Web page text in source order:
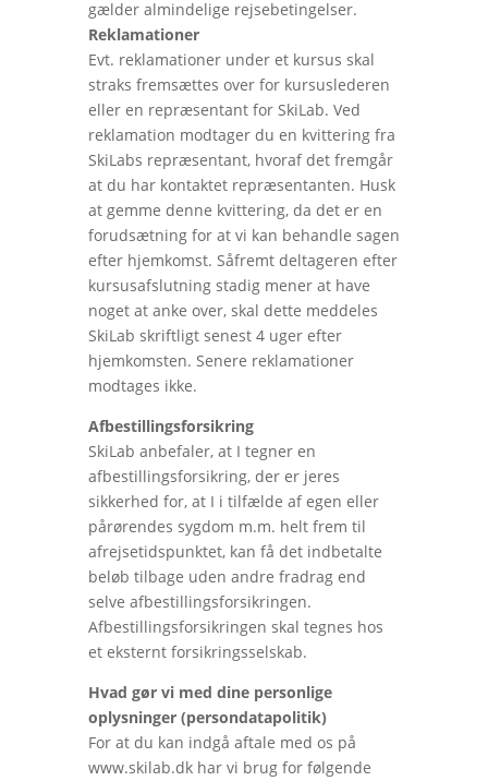
gælder almindelige rejsebetingelser.
Reklamationer
Evt. reklamationer under et kursus skal
straks fremsættes over for kursuslederen
eller en repræsentant for SkiLab. Ved
reklamation modtager du en kvittering fra
SkiLabs repræsentant, hvoraf det fremgår
at du har kontaktet repræsentanten. Husk
at gemme denne kvittering, da det er en
forudsætning for at vi kan behandle sagen
efter hjemkomst. Såfremt deltageren efter
kursusafslutning stadig mener at have
noget at anke over, skal dette meddeles
SkiLab skriftligt senest 4 uger efter
hjemkomsten. Senere reklamationer
modtages ikke.
Afbestillingsforsikring
SkiLab anbefaler, at I tegner en
afbestillingsforsikring, der er jeres
sikkerhed for, at I i tilfælde af egen eller
pårørendes sygdom m.m. helt frem til
afrejsetidspunktet, kan få det indbetalte
beløb tilbage uden andre fradrag end
selve afbestillingsforsikringen.
Afbestillingsforsikringen skal tegnes hos
et eksternt forsikringsselskab.
Hvad gør vi med dine personlige
oplysninger (persondatapolitik)
For at du kan indgå aftale med os på
www.skilab.dk har vi brug for følgende